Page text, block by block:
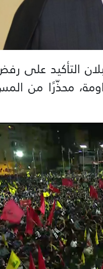
التأكيد على
محذّرًا من